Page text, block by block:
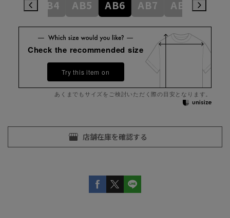
AB4 AB5 AB6 AB7 AB8
Check the recommended size
Try this item on
あくまでもサイズをご検討いただく際の目安となります。